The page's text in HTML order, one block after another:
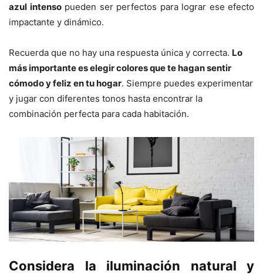
azul intensopueden ser perfectos para lograr ese efecto
impactante y dinámico.
Recuerda que no hay una respuesta única y correcta. Lo
más importante es elegir colores que te hagan sentir
cómodo y feliz en tu hogar. Siempre puedes experimentar
y jugar con diferentes tonos hasta encontrar la
combinación perfecta para cada habitación.
Considera la iluminación natural y